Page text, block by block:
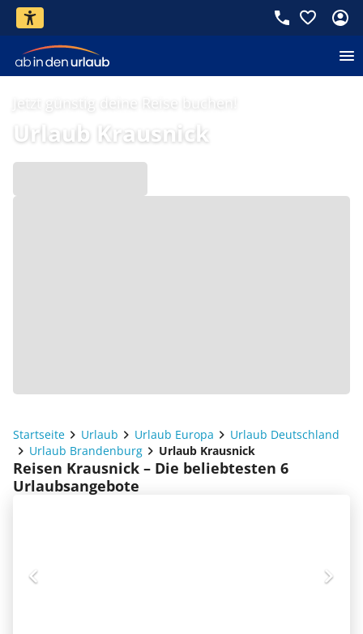
Jetzt günstig deine Reise buchen!
Urlaub Krausnick
Startseite Urlaub Urlaub Europa
Urlaub Deutschland
Urlaub Brandenburg
Urlaub Krausnick
Reisen Krausnick – Die beliebtesten 6
Urlaubsangebote